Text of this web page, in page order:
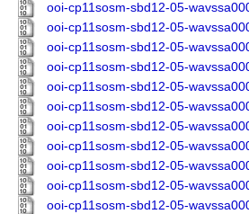
ooi-cp11sosm-sbd12-05-
ooi-cp11sosm-sbd12-05-
ooi-cp11sosm-sbd12-05-
ooi-cp11sosm-sbd12-05-
ooi-cp11sosm-sbd12-05-
ooi-cp11sosm-sbd12-05-
ooi-cp11sosm-sbd12-05-
ooi-cp11sosm-sbd12-05-
ooi-cp11sosm-sbd12-05-
ooi-cp11sosm-sbd12-05-
ooi-cp11sosm-sbd12-05-